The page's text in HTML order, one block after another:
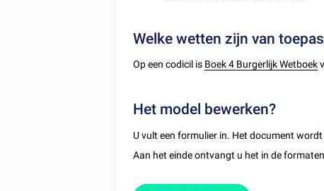
Welke wetten zijn van
Op een codicil is Boek 4 Burgerlijk Wetboek
Het model bewerken?
U vult een formulier in. Het document
Aan het einde ontvangt u het in de